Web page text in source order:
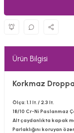
Ürün Bilgisi
Korkmaz
Ölçü: 1.1 lt. / 2.3 lt.
18/10 Cr-Ni Paslanmaz
Alt çaydanlıkta kapak
Parlaklığını koruyan